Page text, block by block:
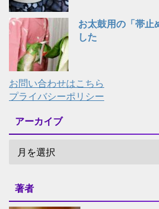
お太鼓用の「帯止
した
お問い合わせはこちら
プライバシーポリシー
アーカイブ
著者